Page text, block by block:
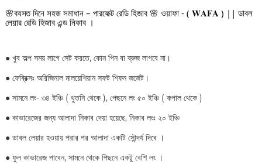
🌸ব্যস্ত দিনে সহজ সমাধান – পারফেক্ট রেডি হিজাব 🌸 ওয়াফা - ( 𝐖𝐀𝐅𝐀 ) || ডাবল
লেয়ার রেডি হিজাব এন্ড নিকাব ।
●খুব অল্প সময় লাগে সেট করতে, কোন পিন বা ব্রুজ লাগবে না।
●ফেব্রিক্সঃ অরিজিনাল মালয়েশিয়ান সফট শিফন জর্জেট।
●সামনে লং- ৩৪ ইঞ্চি ( থুতনি থেকে ), পেছনে লং ৫০ ইঞ্চি ( কপাল থেকে )
● কাভারেজের জন্য আলাদা নিকাব দেয়া হয়েছে, নিকাব লংঃ ২০ ইঞ্চি
●ডাবল লেয়ার হওয়ায় পরার পর আলাদা একটি সৌন্দর্য দিবে ।
●ফুল কাভারেজ পাবেন, সামনে থেকে পিছনে একটু বেশি লং ।